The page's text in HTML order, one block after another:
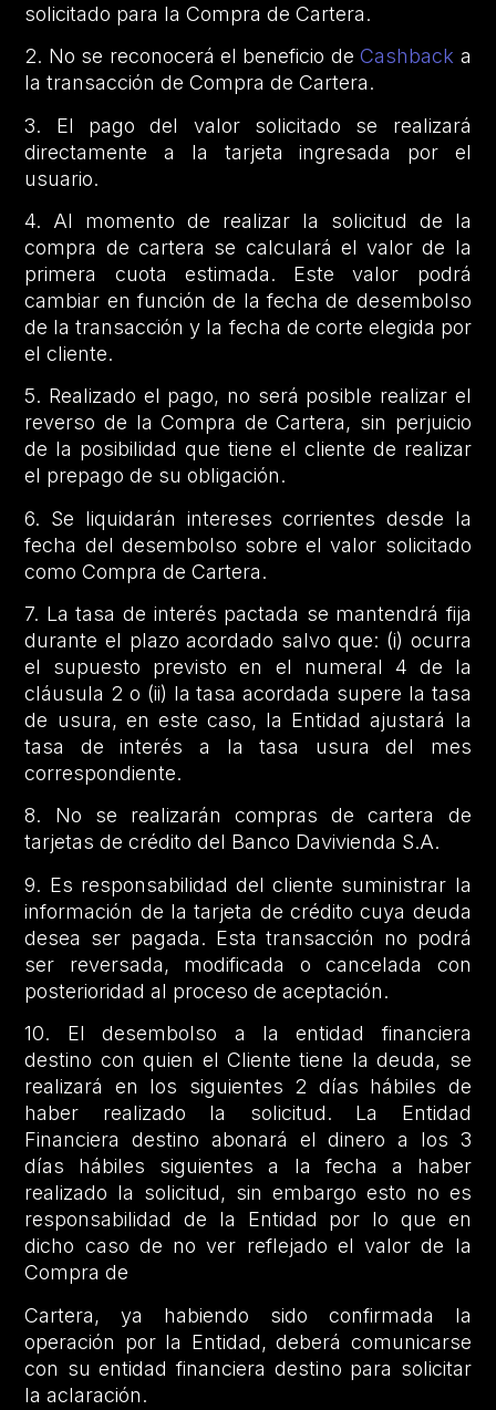
solicitado para la Compra de Cartera.
2. No se reconocerá el beneficio deCashback a
la transacción de Compra de Cartera.
3. El pago del valor solicitado se realizará
directamente a la tarjeta ingresada por el
usuario.
4. Al momento de realizar la solicitud de la
compra de cartera se calculará el valor de la
primera cuota estimada. Este valor podrá
cambiar en función de la fecha de desembolso
de la transacción y la fecha de corte elegida por
el cliente.
5. Realizado el pago, no será posible realizar el
reverso de la Compra de Cartera, sin perjuicio
de la posibilidad que tiene el cliente de realizar
el prepago de su obligación.
6. Se liquidarán intereses corrientes desde la
fecha del desembolso sobre el valor solicitado
como Compra de Cartera.
7. La tasa de interés pactada se mantendrá fija
durante el plazo acordado salvo que: (i) ocurra
el supuesto previsto en el numeral 4 de la
cláusula 2 o (ii) la tasa acordada supere la tasa
de usura, en este caso, la Entidad ajustará la
tasa de interés a la tasa usura del mes
correspondiente.
8. No se realizarán compras de cartera de
tarjetas de crédito del Banco Davivienda S.A.
9. Es responsabilidad del cliente suministrar la
información de la tarjeta de crédito cuya deuda
desea ser pagada. Esta transacción no podrá
ser reversada, modificada o cancelada con
posterioridad al proceso de aceptación.
10. El desembolso a la entidad financiera
destino con quien el Cliente tiene la deuda, se
realizará en los siguientes 2 días hábiles de
haber realizado la solicitud. La Entidad
Financiera destino abonará el dinero a los 3
días hábiles siguientes a la fecha a haber
realizado la solicitud, sin embargo esto no es
responsabilidad de la Entidad por lo que en
dicho caso de no ver reflejado el valor de la
Compra de
Cartera, ya habiendo sido confirmada la
operación por la Entidad, deberá comunicarse
con su entidad financiera destino para solicitar
la aclaración.